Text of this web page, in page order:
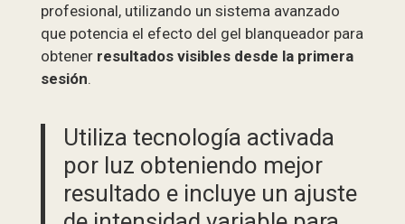
profesional, utilizando un sistema avanzado
que potencia el efecto del gel blanqueador para
obtener resultados visibles desde la primera
sesión.
Utiliza tecnología activada
por luz obteniendo mejor
resultado e incluye un ajuste